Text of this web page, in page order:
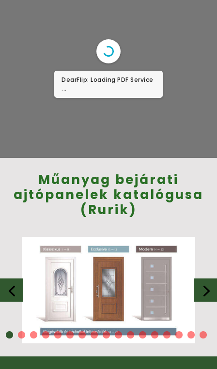
DearFlip: Loading PDF Service
...
Műanyag bejárati
ajtópanelek katalógusa
(Rurik)